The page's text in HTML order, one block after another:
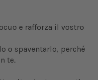
e rafforza il vostro
o spaventarlo, perché
te.